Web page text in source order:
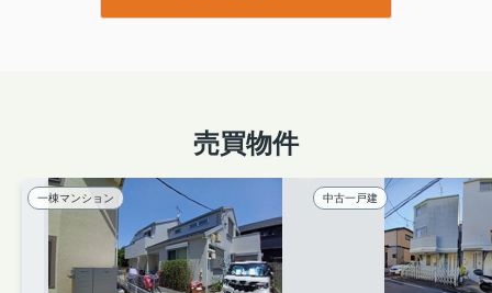
売買物件
一棟マンション 中古一戸建